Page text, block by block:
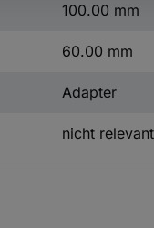
100.00 mm
60.00 mm
Adapter
nicht relevant